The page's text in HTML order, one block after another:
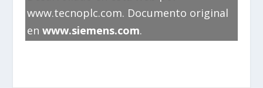
www.tecnoplc.com. Documento original
en www.siemens.com.